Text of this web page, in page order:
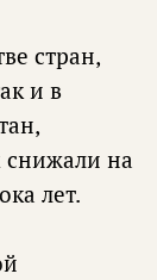
стран,
и в
снижали на
лет.